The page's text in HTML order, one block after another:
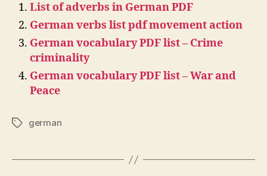
List of adverbs in German PDF
German verbs list pdf movement action
German vocabulary PDF list – Crime
criminality
German vocabulary PDF list – War and
Peace
Tagsgerman